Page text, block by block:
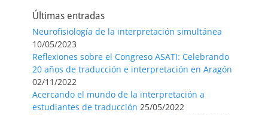
Últimas entradas
Neurofisiología de la interpretación simultánea
10/05/2023
Reflexiones sobre el Congreso ASATI: Celebrando
20 años de traducción e interpretación en Aragón
02/11/2022
Acercando el mundo de la interpretación a
estudiantes de traducción 25/05/2022